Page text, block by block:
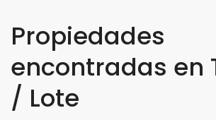
Propiedades
encontradas en
/ Lote